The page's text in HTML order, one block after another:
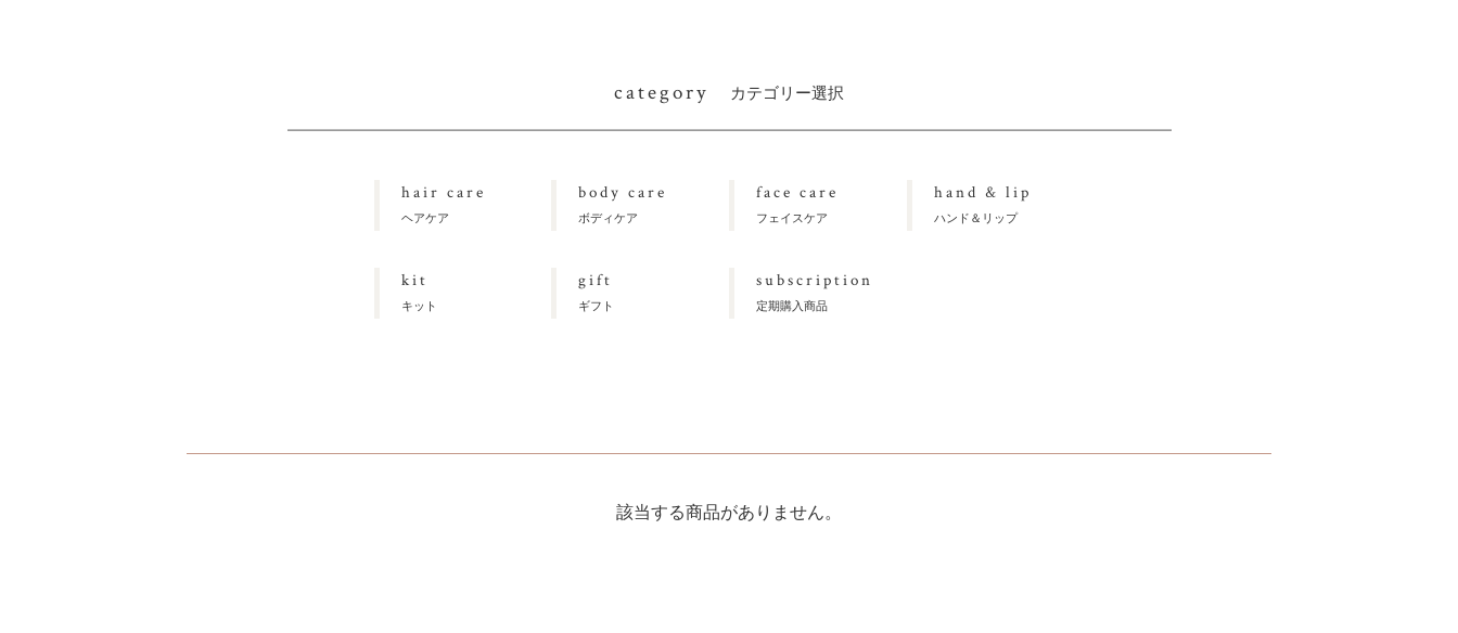
category カテゴリー選択
hair care
ヘアケア
body care
ボディケア
face care
フェイスケア
hand & lip
ハンド＆リップ
kit
キット
gift
ギフト
subscription
定期購入商品
該当する商品がありません。